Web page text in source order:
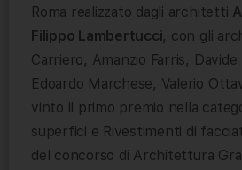
Roma realizzato dagli architetti
Filippo Lambertucci, con gli
Carriero, Amanzio Farris, Davide
Edoardo Marchese, Valerio
vinto il primo premio nella
superfici e Rivestimenti di
del concorso di Architettura